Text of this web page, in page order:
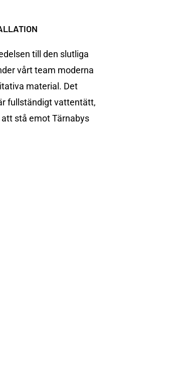
till den slutliga
vårt team moderna
material. Det
fullständigt vattentätt,
stå emot Tärnabys